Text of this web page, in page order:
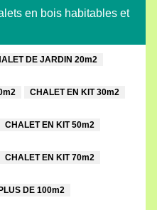
en bois habitables et
DE JARDIN 20m2
CHALET EN KIT 30m2
CHALET EN KIT 50m2
CHALET EN KIT 70m2
DE 100m2